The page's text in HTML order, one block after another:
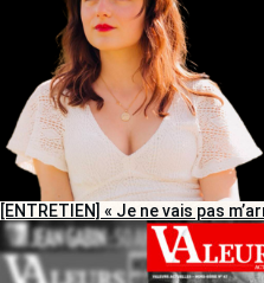
[ENTRETIEN] « Je ne vais pas